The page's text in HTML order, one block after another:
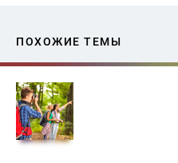
ПОХОЖИЕ ТЕМЫ